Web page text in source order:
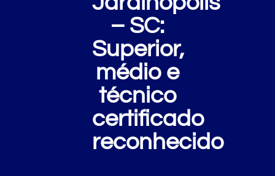
– SC:
Superior,
médio e
técnico
certificado
reconhecido